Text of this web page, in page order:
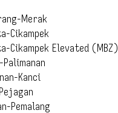
Merak
Cikampek
Cikampek Elevated (MBZ)
Kanci
Pemalang